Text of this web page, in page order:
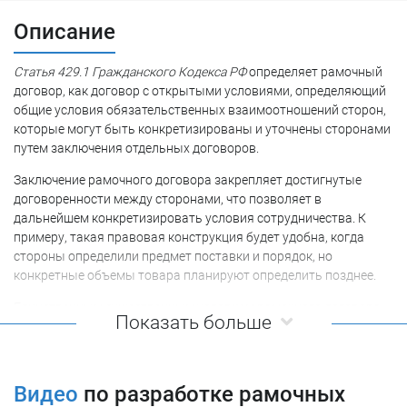
Описание
Статья 429.1 Гражданского Кодекса РФопределяет рамочный
договор, как договор с открытыми условиями, определяющий
общие условия обязательственных взаимоотношений сторон,
которые могут быть конкретизированы и уточнены сторонами
путем заключения отдельных договоров.
Заключение рамочного договора закрепляет достигнутые
договоренности между сторонами, что позволяет в
дальнейшем конкретизировать условия сотрудничества. К
примеру, такая правовая конструкция будет удобна, когда
стороны определили предмет поставки и порядок, но
конкретные объемы товара планируют определить позднее.
является предмет, под которым понимается договоренность
отсутствием строгих требований закона к конкретизации
положений договора, даже его предмета. Отсутствующие в
Показать больше
Видео по разработке рамочных